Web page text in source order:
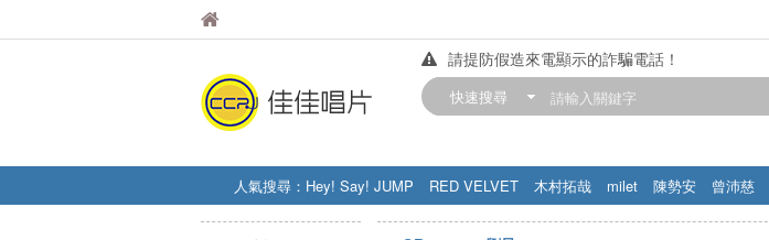
佳佳唱片
請提防假造來電顯示的詐騙電話！
【中華門市營業時間調整公告】
快速搜尋
人氣搜尋： Hey! Say! JUMP RED VELVET 木村拓哉 milet 陳勢安 曾沛慈
STRAY KIDS
盧廣仲 周杰伦